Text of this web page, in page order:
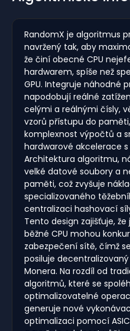
RandomX je algoritmus
navržený tak, aby
že činí obecné CPU
hardwarem, spíše než
GPU. Integruje náhodné
napodobují reálné
celými a reálnými čísly,
vzorů přístupu do
komplexnost výpočtů a
hardwarové akcelerace
Architektura algoritmu,
velké datové soubory a
paměti, což zvyšuje
specializovaného
centralizaci hashovací
Tento design zajišťuje,
běžné CPU mohou
zabezpečení sítě, čímž
posiluje
Monera. Na rozdíl od
algoritmů, které se
optimalizovatelné
generuje nové
optimalizaci pomocí